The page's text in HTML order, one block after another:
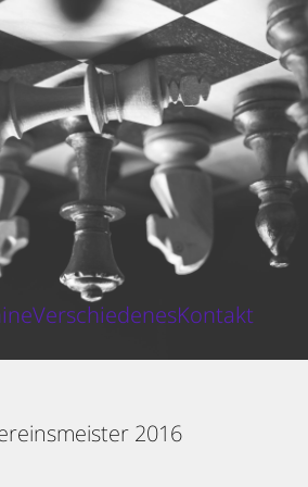
VerschiedenesKontakt
2016